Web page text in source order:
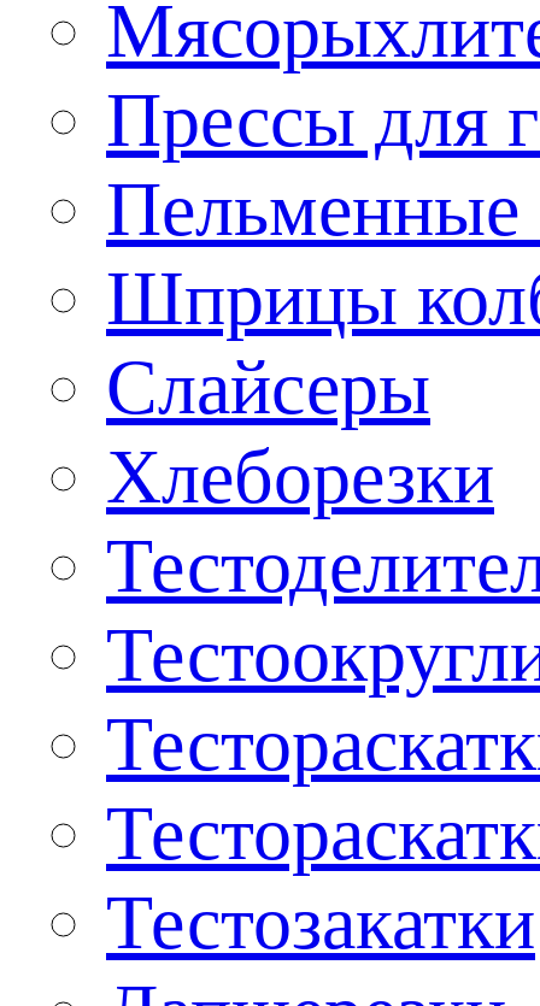
Прессы для
Пельменные
Шприцы
Слайсеры
Хлеборезки
Тестозакатки